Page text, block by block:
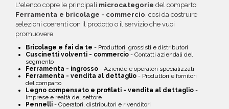
L'elenco copre le principali microcategorie del comparto
Ferramenta e bricolage - commercio, così da costruire
selezioni coerenti con il prodotto o il servizio che vuoi
promuovere.
Bricolage e fai da te - Produttori, grossisti e distributori
Cuscinetti volventi - commercio - Contatti aziendali del
segmento
Ferramenta - ingrosso - Aziende e operatori specializzati
Ferramenta - vendita al dettaglio - Produttori e fornitori
del comparto
Legno compensato e profilati - vendita al dettaglio -
Imprese e realtà del settore
Pennelli - Operatori, distributori e rivenditori